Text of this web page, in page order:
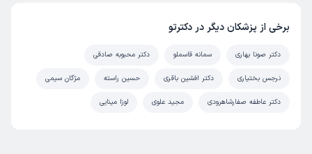
برخی از پزشکان دیگر در دکترتو
دکتر صونا بهاری سمانه قاسملو دکتر محبوبه صادقی
نرجس بختیاری دکتر افشین باقری حسین راسته مژگان سیمی
دکتر عاطفه صفارشاهرودی مجید علوی لوزا مینایی